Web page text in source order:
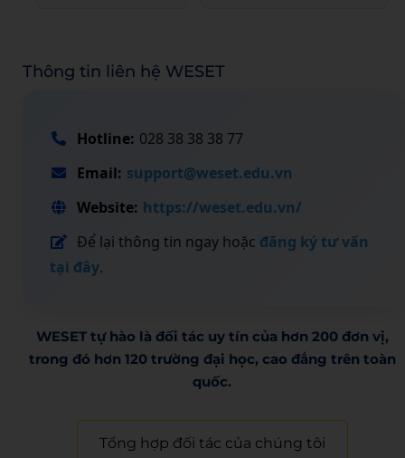
Thông tin liên hệ WESET
Hotline: 028 38 38 38 77
Email: support@weset.edu.vn
Website: https://weset.edu.vn/
Để lại thông tin ngay hoặc đăng ký tư vấn
tại đây.
WESET tự hào là đối tác uy tín của hơn 200 đơn vị,
trong đó hơn 120 trường đại học, cao đẳng trên toàn
quốc.​
Tổng hợp đối tác của chúng tôi